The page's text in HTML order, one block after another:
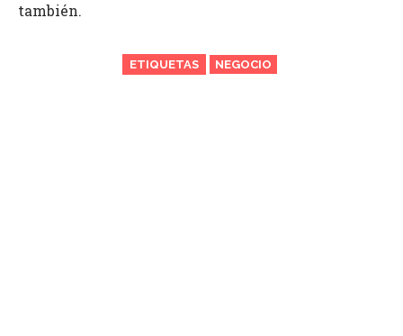
también.
ETIQUETAS NEGOCIO